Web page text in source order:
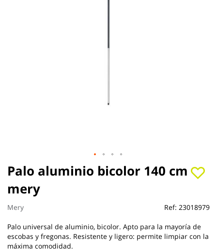
Palo aluminio bicolor 140 cm
mery
Mery Ref: 23018979
Palo universal de aluminio, bicolor. Apto para la mayoría de
escobas y fregonas. Resistente y ligero: permite limpiar con la
máxima comodidad.
Saltar
al
comienzo
de
la
galería
de
imágenes